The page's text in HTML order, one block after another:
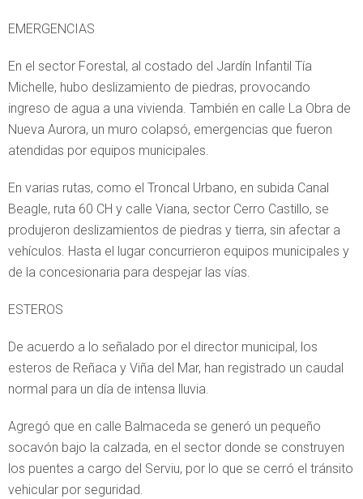
EMERGENCIAS
En el sector Forestal, al costado del Jardín Infantil Tía
Michelle, hubo deslizamiento de piedras, provocando
ingreso de agua a una vivienda. También en calle La Obra de
Nueva Aurora, un muro colapsó, emergencias que fueron
atendidas por equipos municipales.
En varias rutas, como el Troncal Urbano, en subida Canal
Beagle, ruta 60 CH y calle Viana, sector Cerro Castillo, se
produjeron deslizamientos de piedras y tierra, sin afectar a
vehículos. Hasta el lugar concurrieron equipos municipales y
de la concesionaria para despejar las vías.
ESTEROS
De acuerdo a lo señalado por el director municipal, los
esteros de Reñaca y Viña del Mar, han registrado un caudal
normal para un día de intensa lluvia.
Agregó que en calle Balmaceda se generó un pequeño
socavón bajo la calzada, en el sector donde se construyen
los puentes a cargo del Serviu, por lo que se cerró el tránsito
vehicular por seguridad.